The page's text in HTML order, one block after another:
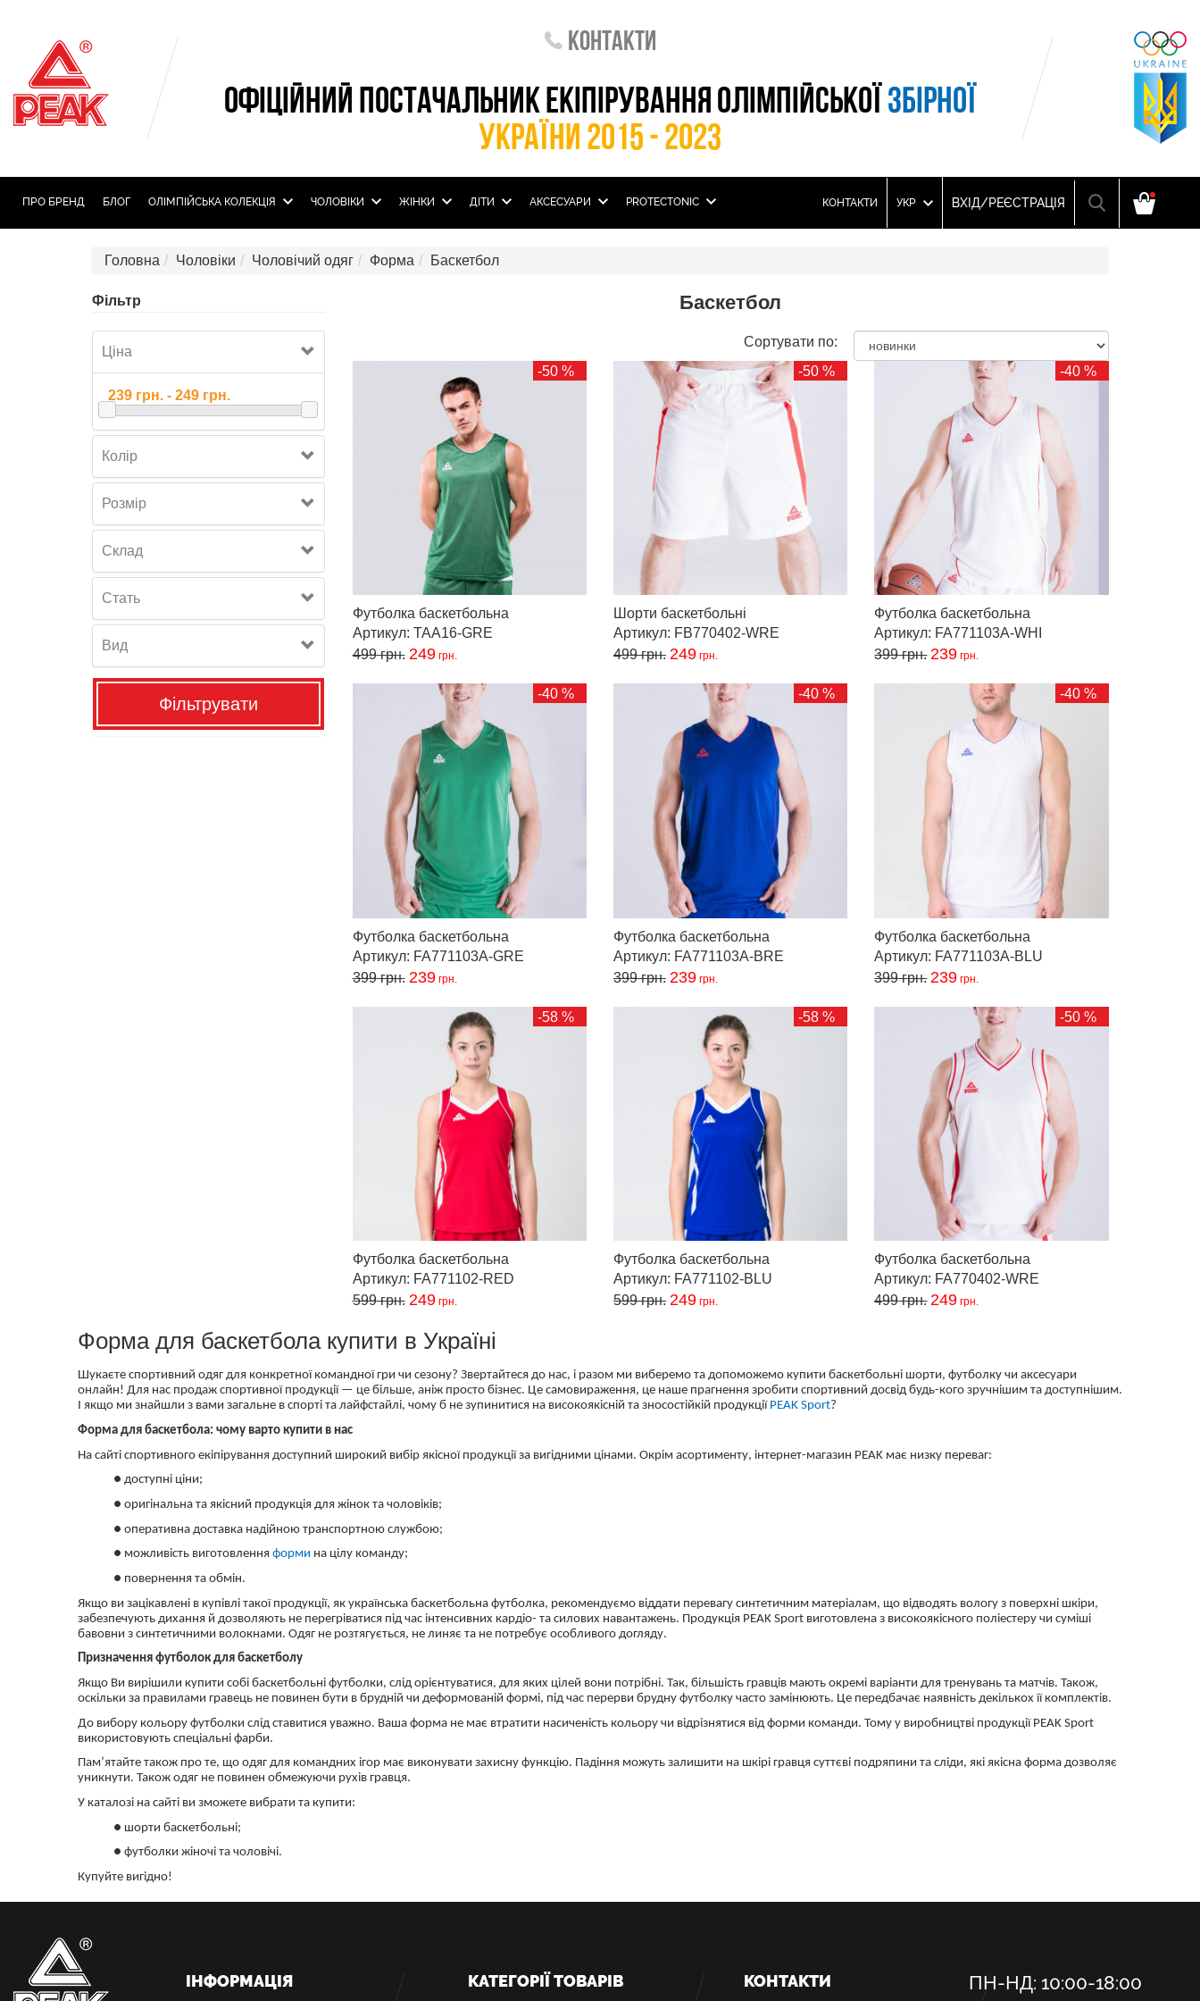
Контакти
ОФІЦІЙНИЙ ПОСТАЧАЛЬНИК ЕКІПІРУВАННЯ ОЛІМПІЙСЬКОЇ ЗБІРНОЇ
УКРАЇНИ 2015 - 2023
ПРО БРЕНД БЛОГ ОЛIМПIЙСЬКА КОЛЕКЦIЯ ЧОЛОВІКИ ЖІНКИ ДІТИ АКСЕСУАРИ PROTECTONIC КОНТАКТИ УКР ВХІД/РЕЄСТРАЦІЯ
Головна Чоловіки Чоловічий одяг Форма Баскетбол
Фільтр
Ціна
Колір
Розмiр
Склад
Стать
Вид
Фільтрувати
Баскетбол
Сортувати по:
-50 %
Футболка баскетбольна
Артикул: TAA16-GRE
499грн. 249грн.
-50 %
Шорти баскетбольні
Артикул: FB770402-WRE
499грн. 249грн.
-40 %
Футболка баскетбольна
Артикул: FA771103A-WHI
399грн. 239 грн.
-40 %
Футболка баскетбольна
Артикул: FA771103A-GRE
399грн. 239грн.
-40 %
Футболка баскетбольна
Артикул: FA771103A-BRE
399грн. 239грн.
-40 %
Футболка баскетбольна
Артикул: FA771103A-BLU
399грн. 239 грн.
-58 %
Футболка баскетбольна
Артикул: FA771102-RED
599грн. 249грн.
-58 %
Футболка баскетбольна
Артикул: FA771102-BLU
599грн. 249грн.
-50 %
Футболка баскетбольна
Артикул: FA770402-WRE
499грн. 249 грн.
Форма для баскетбола купити в Україні
Шукаєте спортивний одяг для конкретної командної гри чи сезону? Звертайтеся до нас, і разом ми виберемо та допоможемо купити баскетбольні шорти, футболку чи аксесуари
онлайн! Для нас продаж спортивної продукції — це більше, аніж просто бізнес. Це самовираження, це наше прагнення зробити спортивний досвід будь-кого зручнішим та доступнішим.
І якщо ми знайшли з вами загальне в спорті та лайфстайлі, чому б не зупинитися на високоякісній та зносостійкій продукції PEAK Sport?
Форма для баскетбола: чому варто купити в нас
На сайті спортивного екіпірування доступний широкий вибір якісної продукції за вигідними цінами. Окрім асортименту, інтернет-магазин PEAK має низку переваг:
● доступні ціни;
● оригінальна та якісний продукція для жінок та чоловіків;
● оперативна доставка надійною транспортною службою;
● можливість виготовлення форми на цілу команду;
● повернення та обмін.
Якщо ви зацікавлені в купівлі такої продукції, як українська баскетбольна футболка, рекомендуємо віддати перевагу синтетичним матеріалам, що відводять вологу з поверхні шкіри,
забезпечують дихання й дозволяють не перегріватися під час інтенсивних кардіо- та силових навантажень. Продукція PEAK Sport виготовлена з високоякісного поліестеру чи суміші
бавовни з синтетичними волокнами. Одяг не розтягується, не линяє та не потребує особливого догляду.
Призначення футболок для баскетболу
Якщо Ви вирішили купити собі баскетбольні футболки, слід орієнтуватися, для яких цілей вони потрібні. Так, більшість гравців мають окремі варіанти для тренувань та матчів. Також,
оскільки за правилами гравець не повинен бути в брудній чи деформованій формі, під час перерви брудну футболку часто замінюють. Це передбачає наявність декількох її комплектів.
До вибору кольору футболки слід ставитися уважно. Ваша форма не має втратити насиченість кольору чи відрізнятися від форми команди. Тому у виробництві продукції PEAK Sport
використовують спеціальні фарби.
Пам’ятайте також про те, що одяг для командних ігор має виконувати захисну функцію. Падіння можуть залишити на шкірі гравця суттєві подряпини та сліди, які якісна форма дозволяє
уникнути. Також одяг не повинен обмежуючи рухів гравця.
У каталозі на сайті ви зможете вибрати та купити:
● шорти баскетбольні;
● футболки жіночі та чоловічі.
Купуйте вигідно!
ІНФОРМАЦІЯ КАТЕГОРІЇ ТОВАРІВ КОНТАКТИ ПН-НД: 10:00-18:00